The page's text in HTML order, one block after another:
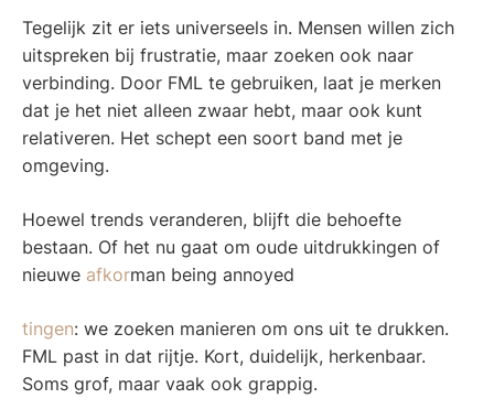
Tegelijk zit er iets universeels in. Mensen willen zich
uitspreken bij frustratie, maar zoeken ook naar
verbinding. Door FML te gebruiken, laat je merken
dat je het niet alleen zwaar hebt, maar ook kunt
relativeren. Het schept een soort band met je
omgeving.
Hoewel trends veranderen, blijft die behoefte
bestaan. Of het nu gaat om oude uitdrukkingen of
nieuwe afkorman being annoyed
tingen: we zoeken manieren om ons uit te drukken.
FML past in dat rijtje. Kort, duidelijk, herkenbaar.
Soms grof, maar vaak ook grappig.